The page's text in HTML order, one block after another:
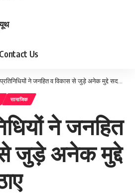
Contact Us
ने जनहित व विकास से जुड़े अनेक मुद्दे सदन में उठाए
सामाजिक
ने जनहित
जुड़े अनेक मुद्दे